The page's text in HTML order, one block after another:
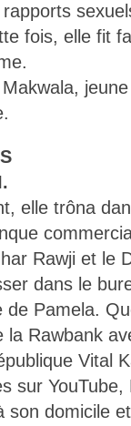
fois, elle fit
elle trôna
Rawji et le
dans le
de Pamela.
la Rawbank
Vital
sur
son domicile